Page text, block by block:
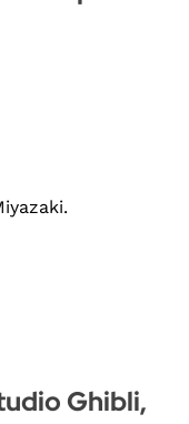
Ghibli,